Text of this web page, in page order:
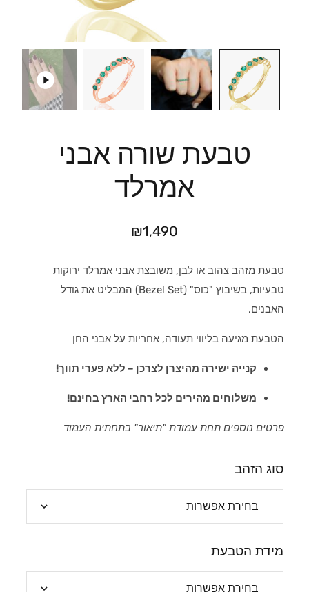
טבעת שורה אבני
אמרלד
₪1,490
טבעת מזהב צהוב או לבן, משובצת אבני אמרלד ירוקות
טבעיות, בשיבוץ "כוס" (Bezel Set) המבליט את גודל
האבנים.
הטבעת מגיעה בליווי תעודה, אחריות על אבני החן
קנייה ישירה מהיצרן לצרכן – ללא פערי תווך!
משלוחים מהירים לכל רחבי הארץ בחינם!
פרטים נוספים תחת עמודת "תיאור" בתחתית העמוד
סוג הזהב
מידת הטבעת